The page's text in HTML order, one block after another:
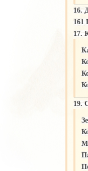
16.
17.
19.